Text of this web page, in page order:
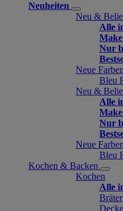
Neuheiten
Neu &
Alle
Nur
Neue Farben
Bleu
Neu &
Alle
Nur
Neue Farben
Bleu
Kochen & Backen
Kochen
Alle
Bräter